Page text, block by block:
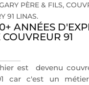
PÈRE & FILS,
91 LINAS.
ANNÉES
91
est devenu
car c'est un